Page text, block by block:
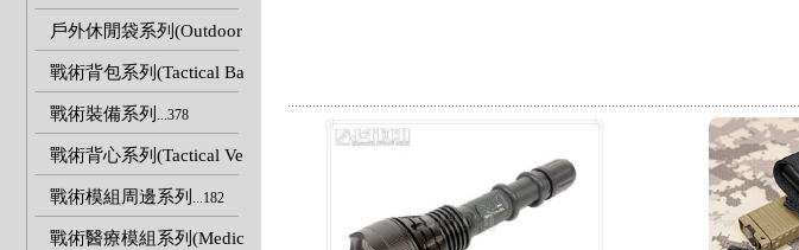
戶外休閒袋系列(Outdoor Bags)
戰術背包系列(Tactical Backpacks)
戰術裝備系列 ...378
戰術背心系列(Tactical Vests)
戰術模組周邊系列 ...182
戰術醫療模組系列(Medical equipment pouches)...39